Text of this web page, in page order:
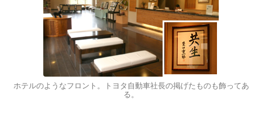
ホテルのようなフロント。トヨタ自動車社長の掲げたものも飾ってあ
る。